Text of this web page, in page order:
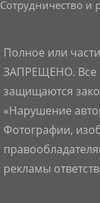
Сотрудничество и
Полное или
ЗАПРЕЩЕНО. Все
защищаются
«Нарушение
Фотографии,
рекламы